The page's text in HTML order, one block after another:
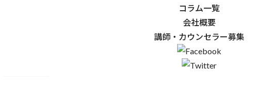
コラム一覧
会社概要
講師・カウンセラー募集